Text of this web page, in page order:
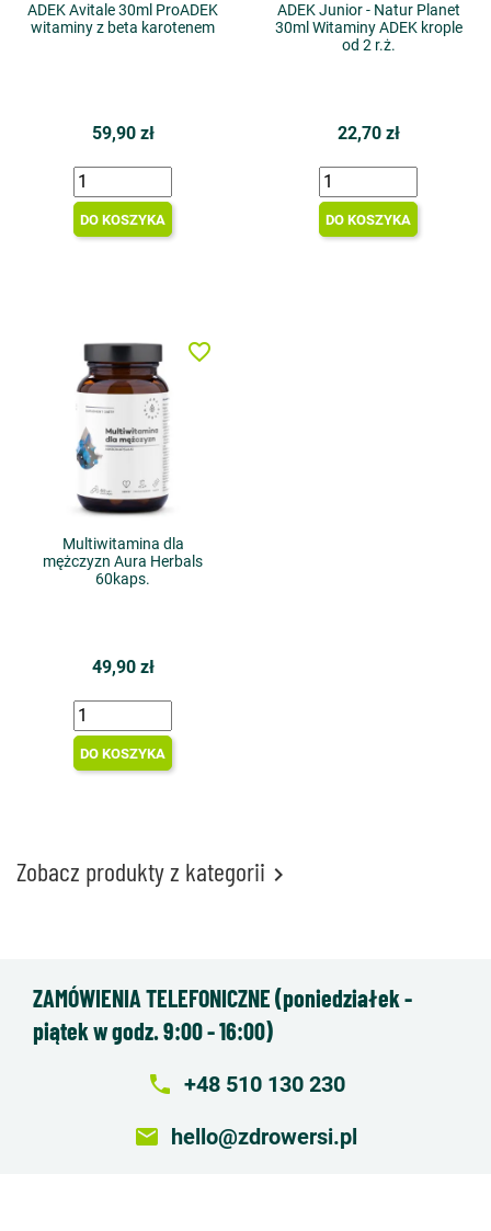
ADEK Avitale 30ml ProADEK
witaminy z beta karotenem
59,90 zł
DO KOSZYKA
ADEK Junior - Natur Planet
30ml Witaminy ADEK krople
od 2 r.ż.
22,70 zł
DO KOSZYKA
Multiwitamina dla
mężczyzn Aura Herbals
60kaps.
49,90 zł
DO KOSZYKA
favorite_border
Zobacz produkty z kategorii 
ZAMÓWIENIA TELEFONICZNE (poniedziałek -
piątek w godz. 9:00 - 16:00)
local_phone +48 510 130 230
email hello@zdrowersi.pl